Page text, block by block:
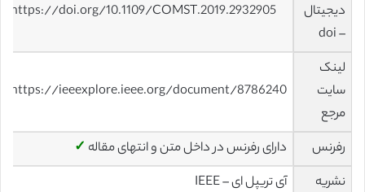
دیجیتال
– doi
https://doi.org/10.1109/COMST.2019.2932905
لینک
سایت
مرجع
https://ieeexplore.ieee.org/document/8786240
رفرنس دارای رفرنس در داخل متن و انتهای مقاله ✓
نشریه
آی تریپل ای – IEEE